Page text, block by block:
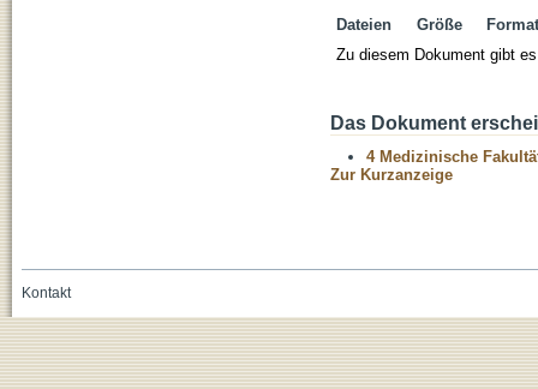
Dateien Größe
Format
Zu diesem Dokument gibt
Das Dokument
4 Medizinische
Zur Kurzanzeige
Kontakt